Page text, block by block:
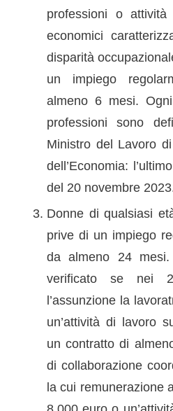
professioni o
economici
disparità
un impiego
almeno 6 mesi.
professioni sono
Ministro del Lavoro
dell’Economia:
del 20 novembre
Donne di qualsiasi
prive di un impiego
da almeno 24
verificato se nei
l’assunzione la
un’attività di lavoro
un contratto di
di collaborazione
la cui remunerazione